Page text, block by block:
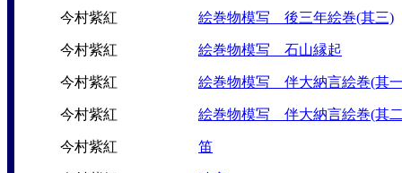
今村紫紅 絵巻物模写 後三年絵巻(其三)
今村紫紅 絵巻物模写 石山縁起
今村紫紅 絵巻物模写 伴大納言絵巻(其
今村紫紅 絵巻物模写 伴大納言絵巻(其
今村紫紅 笛